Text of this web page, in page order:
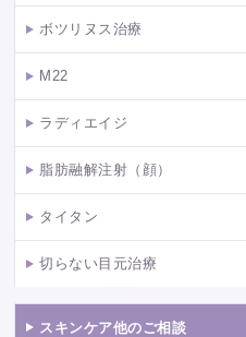
ボツリヌス治療
M22
ラディエイジ
脂肪融解注射（顔）
タイタン
切らない目元治療
スキンケア他のご相談